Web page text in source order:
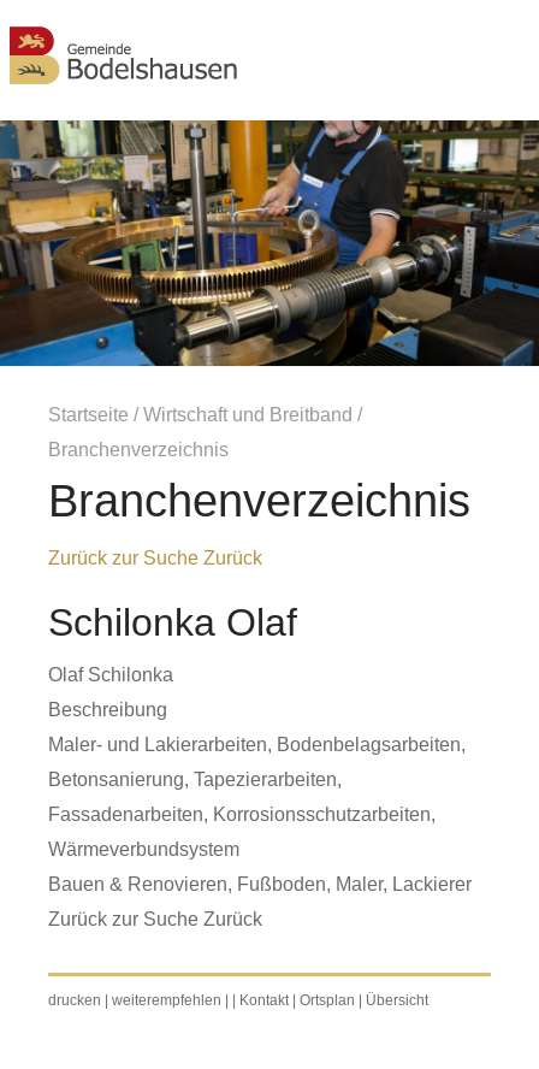
Startseite /Wirtschaft und Breitband /
Branchenverzeichnis
Branchenverzeichnis
Zurück zur Suche Zurück
Schilonka Olaf
Olaf Schilonka
Beschreibung
Maler- und Lakierarbeiten, Bodenbelagsarbeiten,
Betonsanierung, Tapezierarbeiten,
Fassadenarbeiten, Korrosionsschutzarbeiten,
Wärmeverbundsystem
Bauen & Renovieren, Fußboden, Maler, Lackierer
Zurück zur Suche Zurück
drucken | weiterempfehlen | | Kontakt | Ortsplan | Übersicht